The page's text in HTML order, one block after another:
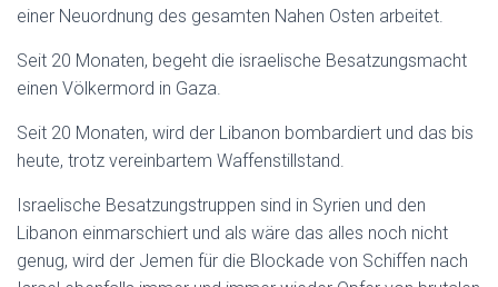
einer Neuordnung des gesamten Nahen Osten arbeitet.
Seit 20 Monaten, begeht die israelische Besatzungsmacht
einen Völkermord in Gaza.
Seit 20 Monaten, wird der Libanon bombardiert und das bis
heute, trotz vereinbartem Waffenstillstand.
Israelische Besatzungstruppen sind in Syrien und den
Libanon einmarschiert und als wäre das alles noch nicht
genug, wird der Jemen für die Blockade von Schiffen nach